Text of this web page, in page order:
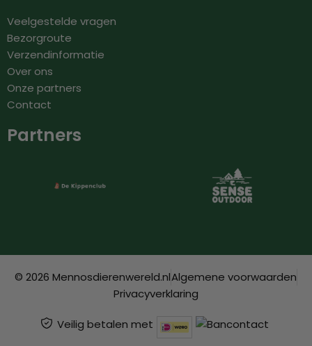
Veelgestelde vragen
Bezorgroute
Verzendinformatie
Over ons
Onze partners
Contact
Partners
© 2026 Mennosdierenwereld.nlAlgemene voorwaarden
Privacyverklaring
Veilig betalen met